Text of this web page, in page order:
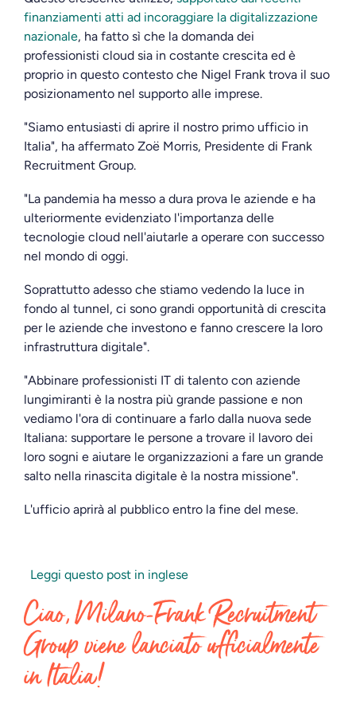
finanziamenti atti ad incoraggiare la digitalizzazione
nazionale, ha fatto sì che la domanda dei
professionisti cloud sia in costante crescita ed è
proprio in questo contesto che Nigel Frank trova il suo
posizionamento nel supporto alle imprese.
"Siamo entusiasti di aprire il nostro primo ufficio in
Italia", ha affermato Zoë Morris, Presidente di Frank
Recruitment Group.
"La pandemia ha messo a dura prova le aziende e ha
ulteriormente evidenziato l'importanza delle
tecnologie cloud nell'aiutarle a operare con successo
nel mondo di oggi.
Soprattutto adesso che stiamo vedendo la luce in
fondo al tunnel, ci sono grandi opportunità di crescita
per le aziende che investono e fanno crescere la loro
infrastruttura digitale".
"Abbinare professionisti IT di talento con aziende
lungimiranti è la nostra più grande passione e non
vediamo l'ora di continuare a farlo dalla nuova sede
Italiana: supportare le persone a trovare il lavoro dei
loro sogni e aiutare le organizzazioni a fare un grande
salto nella rinascita digitale è la nostra missione".
L'ufficio aprirà al pubblico entro la fine del mese.
Leggi questo post in inglese
Ciao, Milano-Frank Recruitment
Group viene lanciato ufficialmente
in Italia!